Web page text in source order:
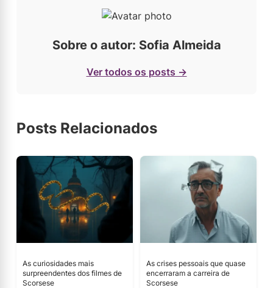
Sobre o autor: Sofia Almeida
Ver todos os posts →
Posts Relacionados
As curiosidades mais
surpreendentes dos filmes de
Scorsese
As crises pessoais que quase
encerraram a carreira de
Scorsese